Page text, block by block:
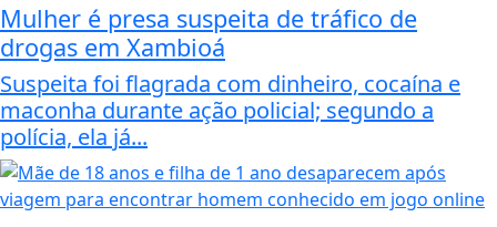
Mulher é presa suspeita de tráfico de
drogas em Xambioá
Suspeita foi flagrada com dinheiro, cocaína e
maconha durante ação policial; segundo a
polícia, ela já...